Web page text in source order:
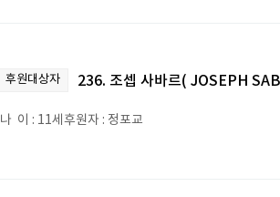
후원대상자 236. 조셉 사바르( JOSEPH
나 이 : 11세후원자 : 정포교